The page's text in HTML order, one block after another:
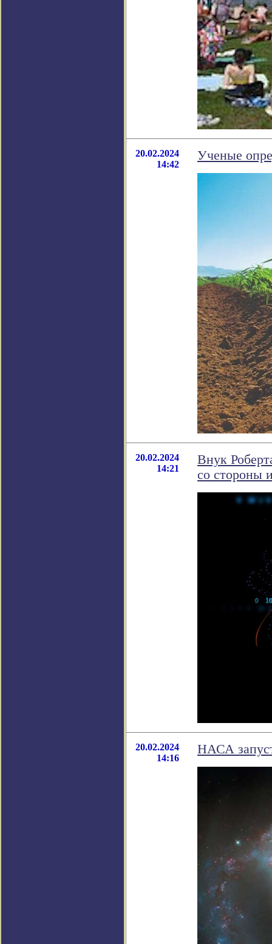
20.02.2024
14:42
Ученые
20.02.2024
14:21
Внук
со стороны
20.02.2024
14:16
НАСА